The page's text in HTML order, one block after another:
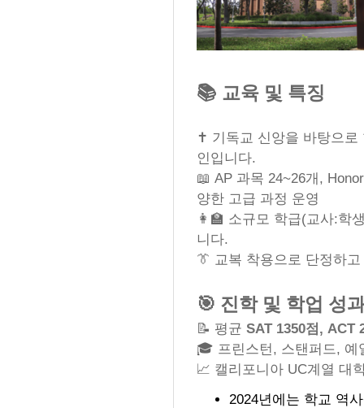
📚 교육 및 특징
✝️ 기독교 신앙을 바탕으로
인입니다.
📖 AP 과목 24~26개,
양한 고급 과정 운영
👩‍🏫 소규모 학급(교사:학
니다.
👔 교복 착용으로 단정하
🎯 진학 및 학업 성
📝 평균 SAT 1350점, ACT
🎓 프린스턴, 스탠퍼드, 예
📈 캘리포니아 UC계열 대
2024년에는 학교 역